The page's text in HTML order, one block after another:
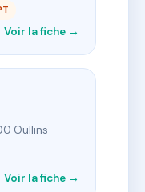
Voir la fiche →
Oullins
Voir la fiche →